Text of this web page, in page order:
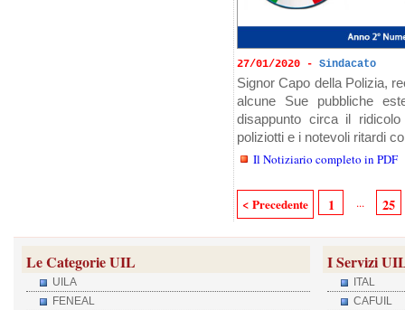
27/01/2020 - Sindacato
Signor Capo della Polizia,
alcune Sue pubbliche
disappunto circa il
poliziotti e i notevoli ritardi
Il Notiziario completo in PDF
< Precedente 1 ... 25
Le Categorie UIL
UILA
FENEAL
I Servizi
ITAL
CAFUIL